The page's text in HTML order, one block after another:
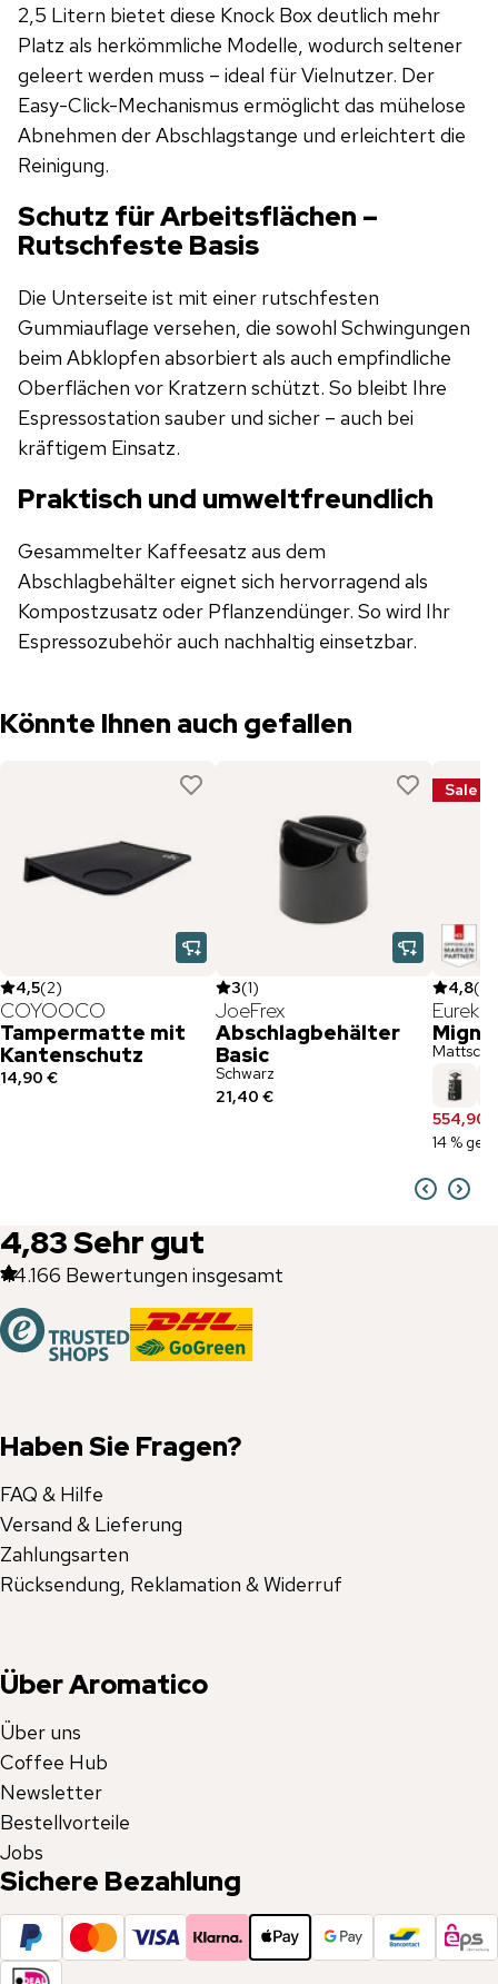
2,5 Litern bietet diese Knock Box deutlich mehr
Platz als herkömmliche Modelle, wodurch seltener
geleert werden muss – ideal für Vielnutzer. Der
Easy-Click-Mechanismus ermöglicht das mühelose
Abnehmen der Abschlagstange und erleichtert die
Reinigung.
Schutz für Arbeitsflächen –
Rutschfeste Basis
Die Unterseite ist mit einer rutschfesten
Gummiauflage versehen, die sowohl Schwingungen
beim Abklopfen absorbiert als auch empfindliche
Oberflächen vor Kratzern schützt. So bleibt Ihre
Espressostation sauber und sicher – auch bei
kräftigem Einsatz.
Praktisch und umweltfreundlich
Gesammelter Kaffeesatz aus dem
Abschlagbehälter eignet sich hervorragend als
Kompostzusatz oder Pflanzendünger. So wird Ihr
Espressozubehör auch nachhaltig einsetzbar.
Könnte Ihnen auch gefallen
4,5(2)
COYOOCO
Tampermatte mit
Kantenschutz
14,90 €
3(1)
JoeFrex
Abschlagbehälter
Basic
Schwarz
21,40 €
Sale
4,8(
Eureka
554,90
14 %
4,83Sehr gut
44.166 Bewertungen insgesamt
Haben Sie Fragen?
FAQ & Hilfe
Versand & Lieferung
Zahlungsarten
Rücksendung, Reklamation & Widerruf
Über Aromatico
Über uns
Coffee Hub
Newsletter
Bestellvorteile
Jobs
Sichere Bezahlung